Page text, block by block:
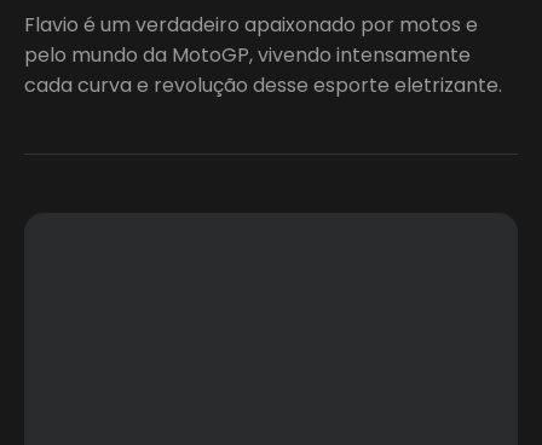
Flavio é um verdadeiro apaixonado por motos e
pelo mundo da MotoGP, vivendo intensamente
cada curva e revolução desse esporte eletrizante.